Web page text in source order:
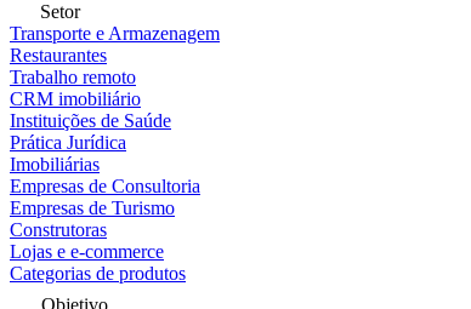
Setor
Transporte e Armazenagem
Restaurantes
Trabalho remoto
CRM imobiliário
Instituições de Saúde
Prática Jurídica
Imobiliárias
Empresas de Consultoria
Empresas de Turismo
Construtoras
Lojas e e-commerce
Categorias de produtos
Objetivo